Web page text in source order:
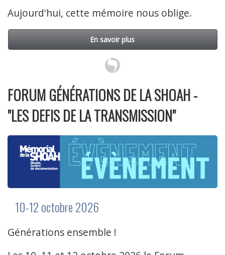
Aujourd'hui, cette mémoire nous oblige.
En savoir plus
FORUM GÉNÉRATIONS DE LA SHOAH -
"LES DEFIS DE LA TRANSMISSION"
10-12 octobre 2026
Générations ensemble !